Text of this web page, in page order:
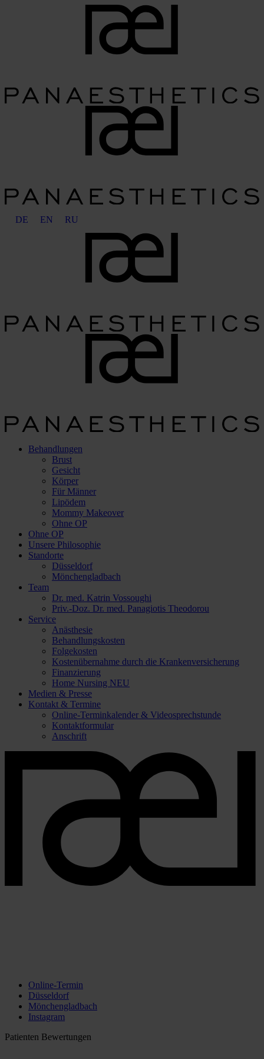
DE EN RU
Behandlungen
Brust
Gesicht
Körper
Für Männer
Lipödem
Mommy Makeover
Ohne OP
Ohne OP
Unsere Philosophie
Standorte
Düsseldorf
Mönchengladbach
Team
Dr. med. Katrin Vossoughi
Priv.-Doz. Dr. med. Panagiotis Theodorou
Service
Anästhesie
Behandlungskosten
Folgekosten
Kostenübernahme durch die Krankenversicherung
Finanzierung
Home Nursing NEU
Medien & Presse
Kontakt & Termine
Online-Terminkalender & Videosprechstunde
Kontaktformular
Anschrift
Online-Termin
Düsseldorf
Mönchengladbach
Instagram
Patienten Bewertungen